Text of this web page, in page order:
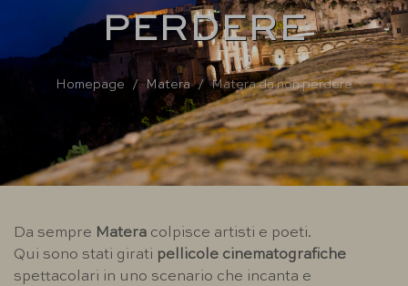
PERDERE
Homepage Matera Matera da non perdere
Da sempre Matera colpisce artisti e poeti.
Qui sono stati girati pellicole cinematografiche
spettacolari in uno scenario che incanta e